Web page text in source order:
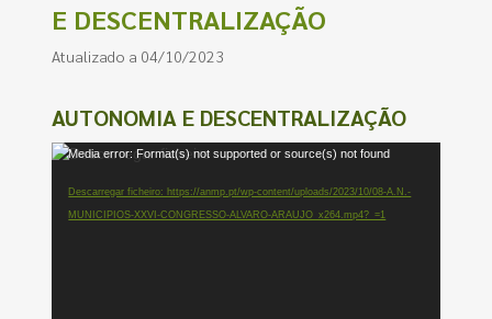
Pesquisar
E DESCENTRALIZAÇÃO
Atualizado a 04/10/2023
AUTONOMIA E DESCENTRALIZAÇÃO
Reprodutor
vídeo
Media error: Format(s) not supported or source(s) not found
Descarregar ficheiro: https://anmp.pt/wp-content/uploads/2023/10/08-A.N.-
MUNICIPIOS-XXVI-CONGRESSO-ALVARO-ARAUJO_x264.mp4?_=1